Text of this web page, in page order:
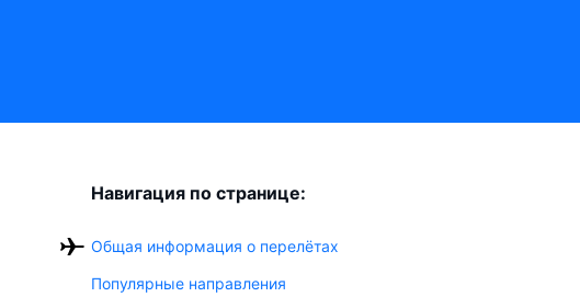
Навигация по странице:
Общая информация о перелётах
Популярные направления